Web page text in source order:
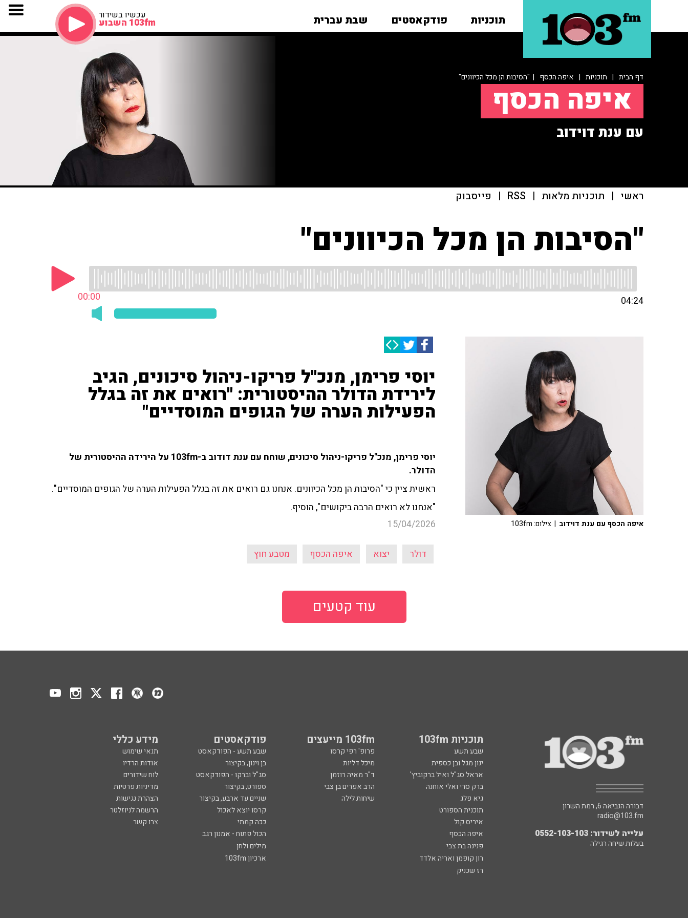
תוכניות פודקאסטים שבת עברית עכשיו בשידור
103fm השבוע
דף הבית | תוכניות | איפה הכסף | "הסיבות הן מכל הכיוונים"
איפה הכסף
עם ענת דוידוב
ראשי | תוכניות מלאות |
RSS
| פייסבוק
"הסיבות הן מכל הכיוונים"
00:00 04:24
יוסי פרימן, מנכ"ל פריקו-ניהול סיכונים, הגיב
לירידת הדולר ההיסטורית: "רואים את זה בגלל
הפעילות הערה של הגופים המוסדיים"
יוסי פרימן, מנכ"ל פריקו-ניהול סיכונים, שוחח עם ענת דודוב ב-103fm על הירידה ההיסטורית של
הדולר.
ראשית ציין כי "הסיבות הן מכל הכיוונים. אנחנו גם רואים את זה בגלל הפעילות הערה של הגופים המוסדיים".
"אנחנו לא רואים הרבה ביקושים", הוסיף.
15/04/2026
דולר יצוא איפה הכסף מטבע חוץ
איפה הכסף עם ענת דוידוב | צילום: 103fm
עוד קטעים
תוכניות 103fm 103fm מייעצים פודקאסטים מידע כללי
שבע תשע פרופ' רפי קרסו שבע תשע - הפודקאסט
תנאי שימוש
ינון מגל ובן כספית
מיכל דליות בן וינון, בקיצור
אודות הרדיו
אראל סג"ל ואיל ברקוביץ'
ד"ר מאיה רוזמן סג"ל וברקו - הפודקאסט
לוח שידורים
ברק סרי ואלי אוחנה
הרב אפרים בן צבי ספורט, בקיצור
מדיניות פרטיות
גיא פלג
שיחות לילה שניים עד ארבע, בקיצור
הצהרת נגישות
תוכנית הספורט
קרסו יוצא לאכול
הרשמה לניוזלטר
איריס קול
ככה קמתי
צרו קשר
איפה הכסף
הכול פתוח - אמנון רגב
פנינה בת צבי
מילים ולחן
רון קופמן ואריה אלדד
ארכיון 103fm
רז שכניק
דבורה הנביאה 6, רמת השרון
radio@103.fm
עלייה לשידור: 0552-103-103
בעלות שיחה רגילה